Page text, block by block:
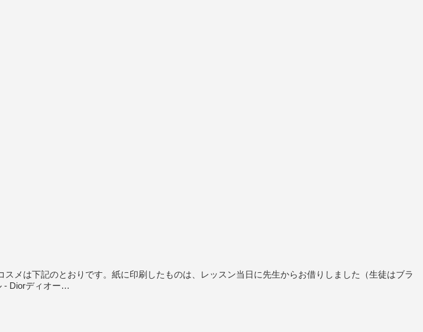
メは下記のとおりです。紙に印刷したものは、レッスン当日に先生からお借りしました（生徒はブラ
- Diorディオー…